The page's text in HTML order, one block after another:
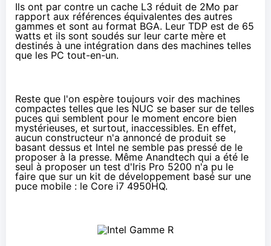
Ils ont par contre un cache L3 réduit de 2Mo par
rapport aux références équivalentes des autres
gammes et sont au format BGA. Leur TDP est de 65
watts et ils sont soudés sur leur carte mère et
destinés à une intégration dans des machines telles
que les PC tout-en-un.
Reste que l'on espère toujours voir des machines
compactes telles que les NUC se baser sur de telles
puces qui semblent pour le moment encore bien
mystérieuses, et surtout, inaccessibles. En effet,
aucun constructeur n'a annoncé de produit se
basant dessus et Intel ne semble pas pressé de le
proposer à la presse. Même Anandtech qui a été le
seul à proposer un test d'Iris Pro 5200 n'a pu le
faire que sur un kit de développement basé sur une
puce mobile : le Core i7 4950HQ.